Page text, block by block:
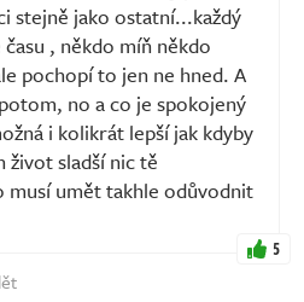
stejně jako ostatní...každý
, někdo míň někdo
pochopí to jen ne hned. A
no a co je spokojený
i kolikrát lepší jak kdyby
život sladší nic tě
umět takhle odůvodnit
5